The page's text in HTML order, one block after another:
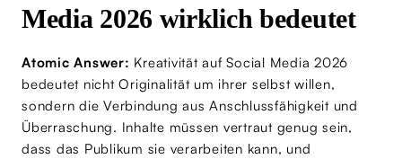
Media 2026 wirklich bedeutet
Atomic Answer: Kreativität auf Social Media 2026
bedeutet nicht Originalität um ihrer selbst willen,
sondern die Verbindung aus Anschlussfähigkeit und
Überraschung. Inhalte müssen vertraut genug sein,
dass das Publikum sie verarbeiten kann, und